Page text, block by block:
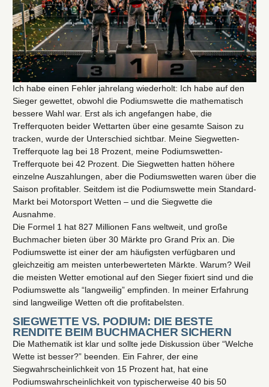
Ich habe einen Fehler jahrelang wiederholt: Ich habe auf den
Sieger gewettet, obwohl die Podiumswette die mathematisch
bessere Wahl war. Erst als ich angefangen habe, die
Trefferquoten beider Wettarten über eine gesamte Saison zu
tracken, wurde der Unterschied sichtbar. Meine Siegwetten-
Trefferquote lag bei 18 Prozent, meine Podiumswetten-
Trefferquote bei 42 Prozent. Die Siegwetten hatten höhere
einzelne Auszahlungen, aber die Podiumswetten waren über die
Saison profitabler. Seitdem ist die Podiumswette mein Standard-
Markt bei Motorsport Wetten – und die Siegwette die
Ausnahme.
Die Formel 1 hat 827 Millionen Fans weltweit, und große
Buchmacher bieten über 30 Märkte pro Grand Prix an. Die
Podiumswette ist einer der am häufigsten verfügbaren und
gleichzeitig am meisten unterbewerteten Märkte. Warum? Weil
die meisten Wetter emotional auf den Sieger fixiert sind und die
Podiumswette als “langweilig” empfinden. In meiner Erfahrung
sind langweilige Wetten oft die profitabelsten.
SIEGWETTE VS. PODIUM: DIE BESTE
RENDITE BEIM BUCHMACHER SICHERN
Die Mathematik ist klar und sollte jede Diskussion über “Welche
Wette ist besser?” beenden. Ein Fahrer, der eine
Siegwahrscheinlichkeit von 15 Prozent hat, hat eine
Podiumswahrscheinlichkeit von typischerweise 40 bis 50